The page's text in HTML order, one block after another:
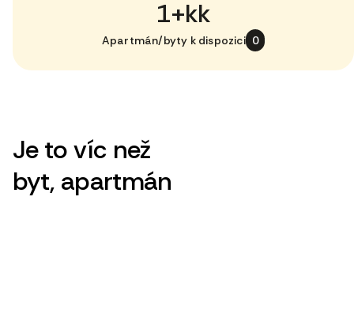
1+kk
Apartmán/byty k dispozici 0
Je to víc než
byt, apartmán